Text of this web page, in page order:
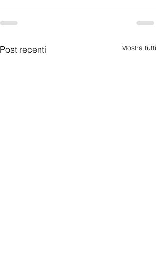
Post recenti Mostra tutti